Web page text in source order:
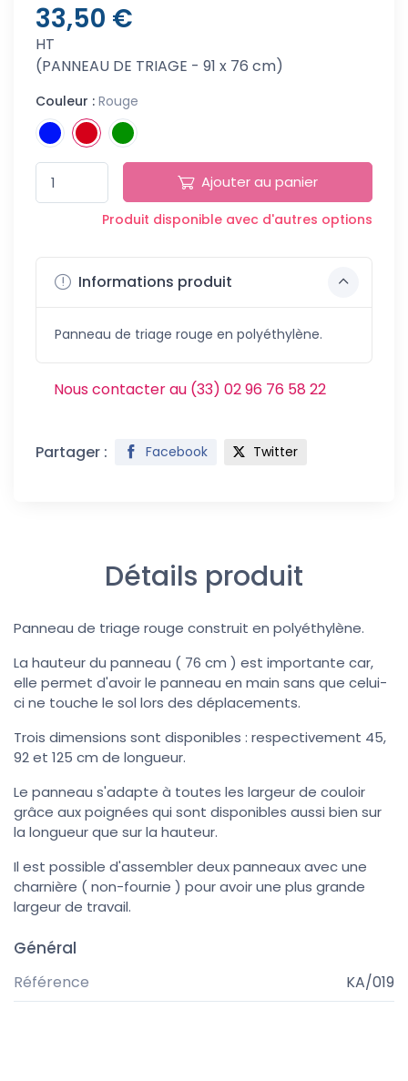
33,50 €
HT
(PANNEAU DE TRIAGE - 91 x 76 cm)
Couleur : Rouge
Ajouter au panier
Produit disponible avec d'autres options
Informations produit
Panneau de triage rouge en polyéthylène.
Nous contacter au (33) 02 96 76 58 22
Partager : Facebook Twitter
Détails produit
Panneau de triage rouge construit en polyéthylène.
La hauteur du panneau ( 76 cm ) est importante car,
elle permet d'avoir le panneau en main sans que celui-
ci ne touche le sol lors des déplacements.
Trois dimensions sont disponibles : respectivement 45,
92 et 125 cm de longueur.
Le panneau s'adapte à toutes les largeur de couloir
grâce aux poignées qui sont disponibles aussi bien sur
la longueur que sur la hauteur.
Il est possible d'assembler deux panneaux avec une
charnière ( non-fournie ) pour avoir une plus grande
largeur de travail.
Général
Référence KA/019